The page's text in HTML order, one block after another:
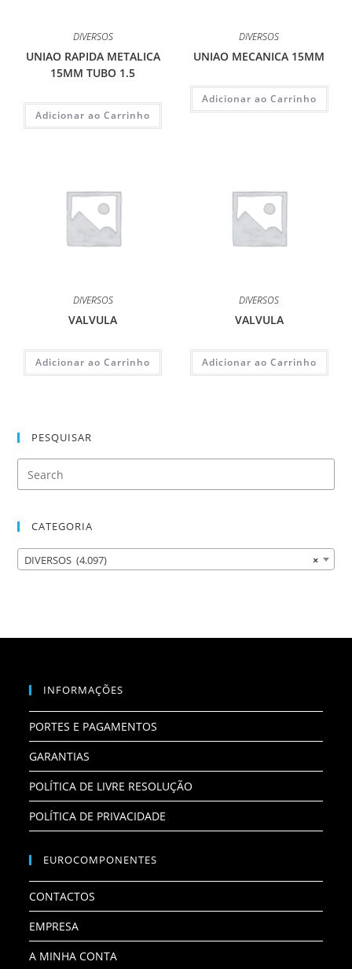
DIVERSOS
UNIAO RAPIDA METALICA
15MM TUBO 1.5
Adicionar ao Carrinho
DIVERSOS
UNIAO MECANICA 15MM
Adicionar ao Carrinho
DIVERSOS
VALVULA
Adicionar ao Carrinho
DIVERSOS
VALVULA
Adicionar ao Carrinho
PESQUISAR
CATEGORIA
×
DIVERSOS (4.097)
INFORMAÇÕES
PORTES E PAGAMENTOS
GARANTIAS
POLÍTICA DE LIVRE RESOLUÇÃO
POLÍTICA DE PRIVACIDADE
EUROCOMPONENTES
CONTACTOS
EMPRESA
A MINHA CONTA